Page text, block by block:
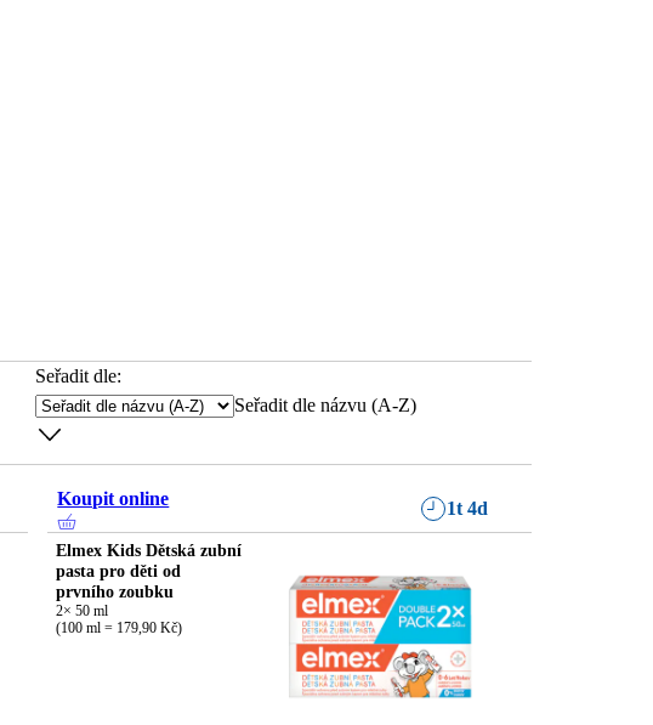
Seřadit dle:
Seřadit dle názvu (A-Z)
Koupit online 1t 4d
Elmex Kids Dětská zubní
pasta pro děti od
prvního zoubku
2× 50 ml
(100 ml = 179,90 Kč)